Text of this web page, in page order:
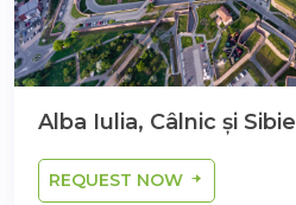
Alba Iulia, Câlnic şi Sibiel
REQUEST NOW